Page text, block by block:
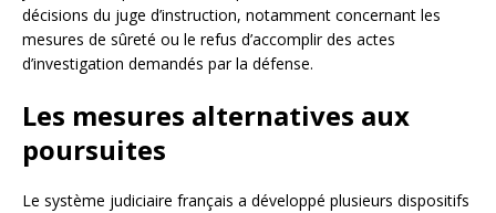
décisions du juge d’instruction, notamment concernant les
mesures de sûreté ou le refus d’accomplir des actes
d’investigation demandés par la défense.
Les mesures alternatives aux
poursuites
Le système judiciaire français a développé plusieurs dispositifs